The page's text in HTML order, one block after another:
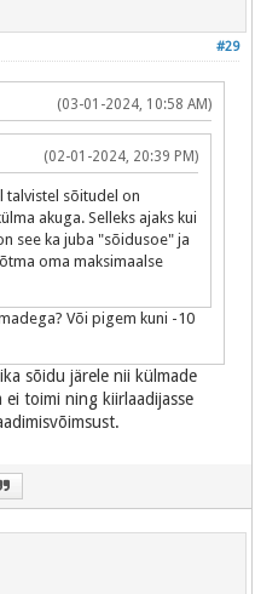
#29
(03-01-2024, 10:58 AM)
(02-01-2024, 20:39 PM)
talvistel sõitudel on
akuga. Selleks ajaks kui
see ka juba "sõidusoe" ja
oma maksimaalse
Või pigem kuni -10
sõidu järele nii külmade
toimi ning kiirlaadijasse